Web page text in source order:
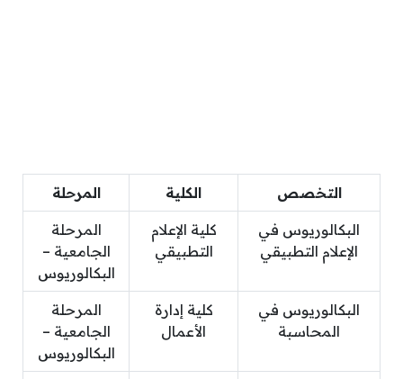
التخصص الكلية المرحلة
البكالوريوس في
الإعلام التطبيقي
كلية الإعلام
التطبيقي
المرحلة
الجامعية –
البكالوريوس
البكالوريوس في
المحاسبة
كلية إدارة
الأعمال
المرحلة
الجامعية –
البكالوريوس